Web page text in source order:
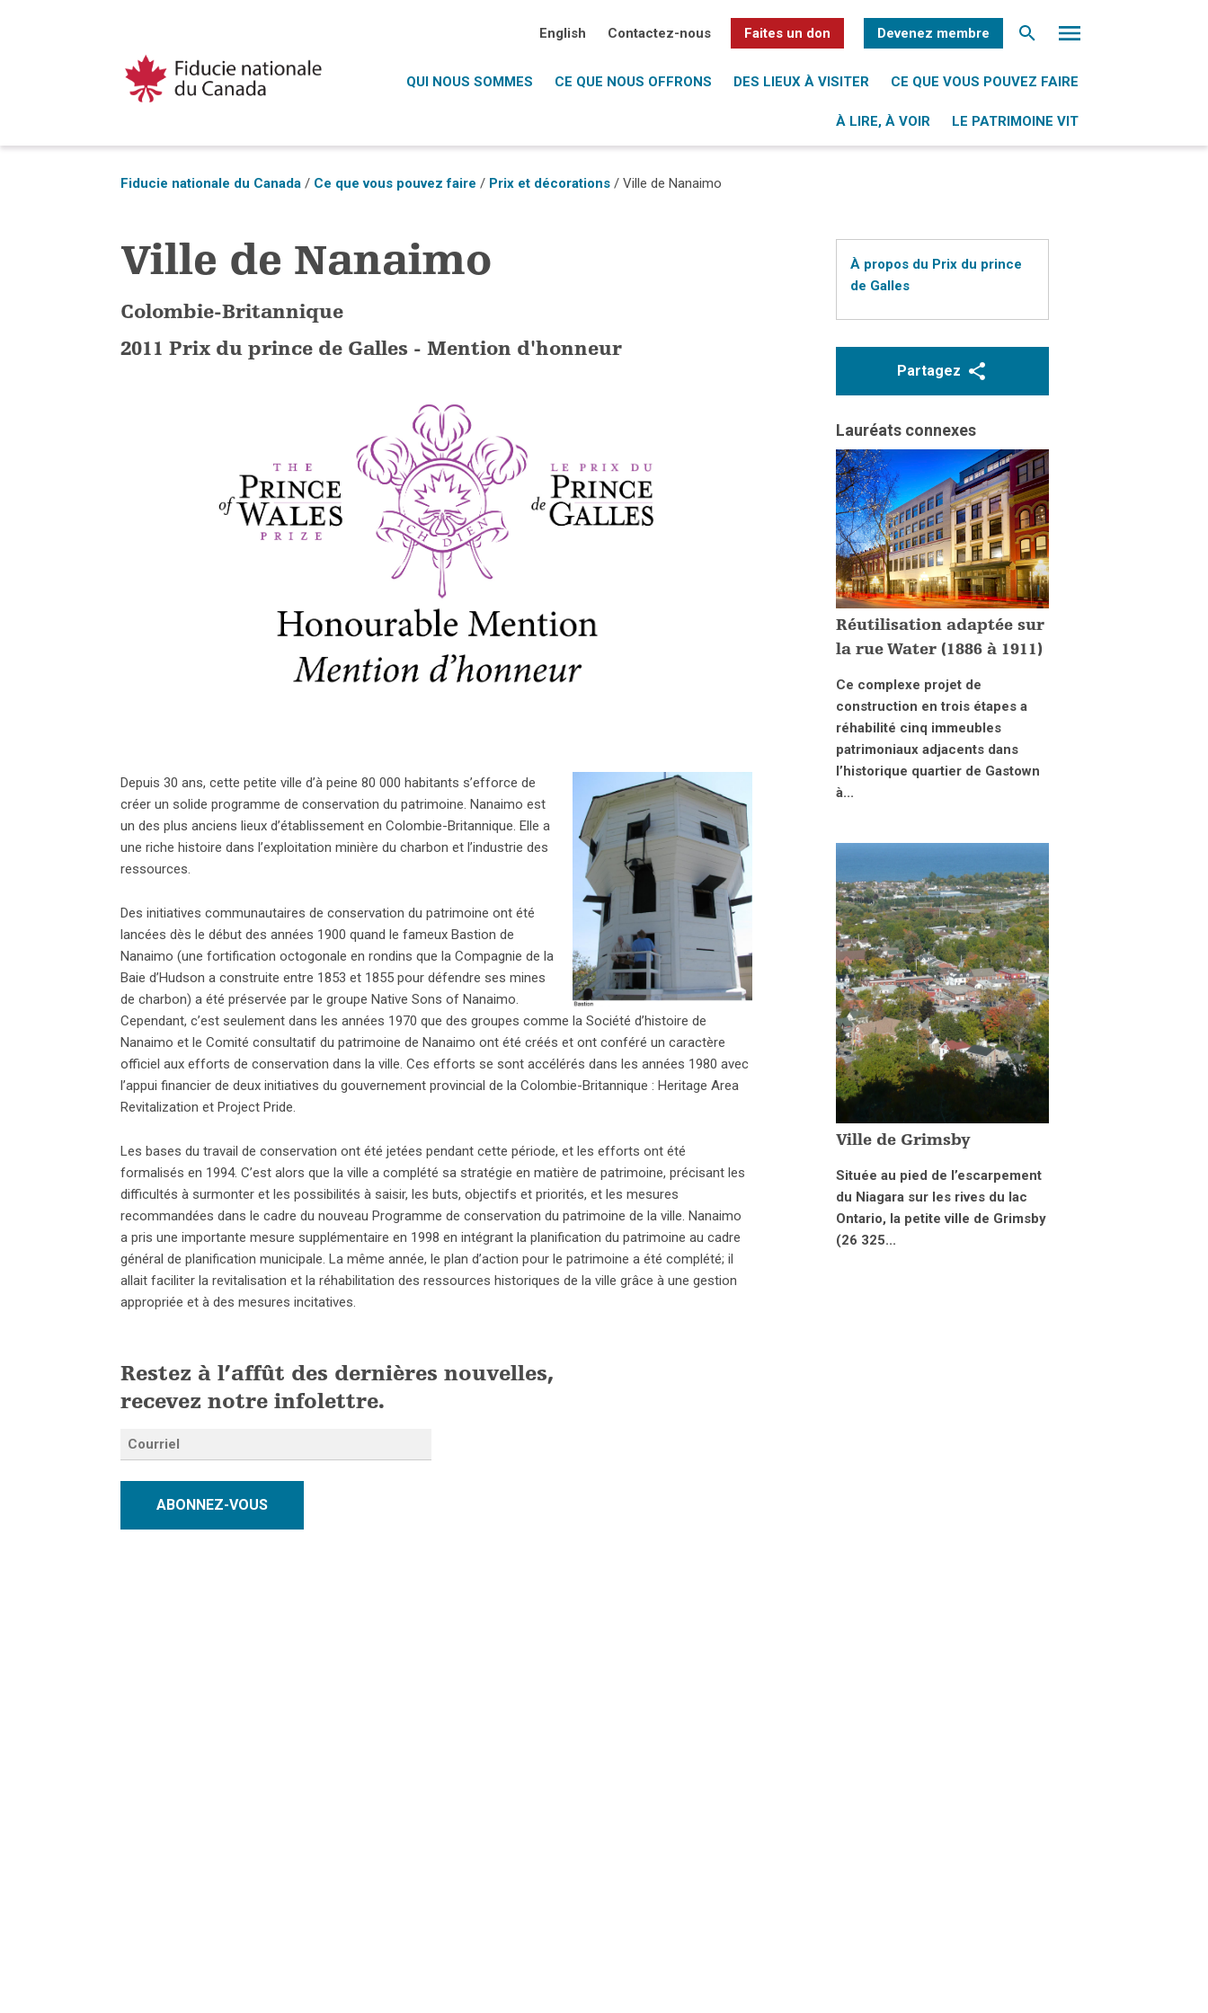
English Contactez-nous Faites un don Devenez membre
QUI NOUS SOMMES CE QUE NOUS OFFRONS DES LIEUX À VISITER CE QUE VOUS POUVEZ FAIRE
À LIRE, À VOIR LE PATRIMOINE VIT
Fiducie nationale du Canada / Ce que vous pouvez faire / Prix et décorations / Ville de Nanaimo
Ville de Nanaimo
Colombie-Britannique
2011 Prix du prince de Galles - Mention d'honneur
Depuis 30 ans, cette petite ville d’à peine 80 000 habitants s’efforce de
créer un solide programme de conservation du patrimoine. Nanaimo est
un des plus anciens lieux d’établissement en Colombie-Britannique. Elle a
une riche histoire dans l’exploitation minière du charbon et l’industrie des
ressources.
Des initiatives communautaires de conservation du patrimoine ont été
lancées dès le début des années 1900 quand le fameux Bastion de
Nanaimo (une fortification octogonale en rondins que la Compagnie de la
Baie d’Hudson a construite entre 1853 et 1855 pour défendre ses mines
de charbon) a été préservée par le groupe Native Sons of Nanaimo.
Cependant, c’est seulement dans les années 1970 que des groupes comme la Société d’histoire de
Nanaimo et le Comité consultatif du patrimoine de Nanaimo ont été créés et ont conféré un caractère
officiel aux efforts de conservation dans la ville. Ces efforts se sont accélérés dans les années 1980 avec
l’appui financier de deux initiatives du gouvernement provincial de la Colombie-Britannique : Heritage Area
Revitalization et Project Pride.
Les bases du travail de conservation ont été jetées pendant cette période, et les efforts ont été
formalisés en 1994. C’est alors que la ville a complété sa stratégie en matière de patrimoine, précisant les
difficultés à surmonter et les possibilités à saisir, les buts, objectifs et priorités, et les mesures
recommandées dans le cadre du nouveau Programme de conservation du patrimoine de la ville. Nanaimo
a pris une importante mesure supplémentaire en 1998 en intégrant la planification du patrimoine au cadre
général de planification municipale. La même année, le plan d’action pour le patrimoine a été complété; il
allait faciliter la revitalisation et la réhabilitation des ressources historiques de la ville grâce à une gestion
appropriée et à des mesures incitatives.
À propos du Prix du prince
de Galles
Partagez
Lauréats connexes
Réutilisation adaptée sur
la rue Water (1886 à 1911)
Ce complexe projet de
construction en trois étapes a
réhabilité cinq immeubles
patrimoniaux adjacents dans
l’historique quartier de Gastown
à...
Ville de Grimsby
Située au pied de l’escarpement
du Niagara sur les rives du lac
Ontario, la petite ville de Grimsby
(26 325...
Restez à l’affût des dernières nouvelles,
recevez notre infolettre.
ABONNEZ-VOUS